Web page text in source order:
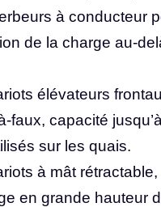
à conducteur
de la charge au-
élévateurs
faux, capacité
sur les quais.
à mât
en grande hauteur